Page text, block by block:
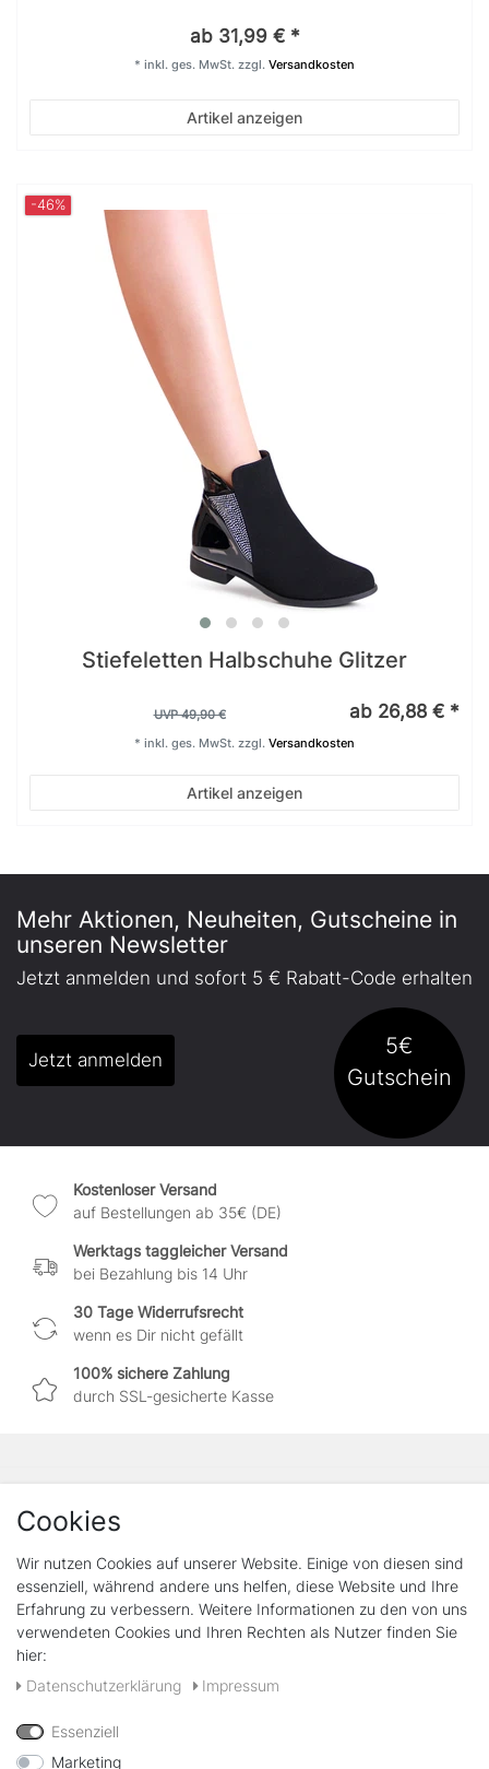
ab 31,99 € *
Artikel anzeigen
* inkl. ges. MwSt. zzgl. Versandkosten
-46%
Stiefeletten Halbschuhe Glitzer
UVP 49,90 € ab 26,88 € *
Artikel anzeigen
* inkl. ges. MwSt. zzgl. Versandkosten
Mehr Aktionen, Neuheiten, Gutscheine in
unseren Newsletter
Jetzt anmelden und sofort 5 € Rabatt-Code erhalten
Jetzt anmelden
5€
Gutschein
Kostenloser Versand
auf Bestellungen ab 35€ (DE)
Werktags taggleicher Versand
bei Bezahlung bis 14 Uhr
30 Tage Widerrufsrecht
wenn es Dir nicht gefällt
100% sichere Zahlung
durch SSL-gesicherte Kasse
FAQ - Wichtige Infos zu Versand und Bestellung
Kontakt
Rechtliches
Widerrufs­recht
Widerrufs­formular
Impressum
AGB
Vertrag widerrufen
Cookies
Wir nutzen Cookies auf unserer Website. Einige von diesen sind
essenziell, während andere uns helfen, diese Website und Ihre
Erfahrung zu verbessern. Weitere Informationen zu den von uns
verwendeten Cookies und Ihren Rechten als Nutzer finden Sie
hier:
Daten­schutz­erklärung
Impressum
Essenziell
Marketing